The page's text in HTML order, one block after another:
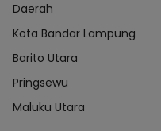
Daerah
Kota Bandar Lampung
Barito Utara
Pringsewu
Maluku Utara